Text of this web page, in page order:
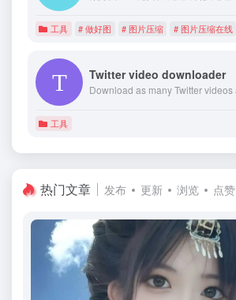
工具 # 做好图 # 图片压缩 # 图片压缩在线
Twitter video downloader
工具
热门文章 发布 更新 浏览 点赞